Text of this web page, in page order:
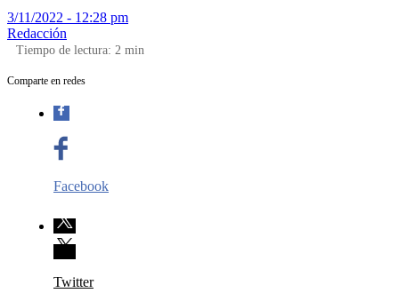
3/11/2022 - 12:28 pm
Redacción
Tiempo de lectura: 2 min
Comparte en redes
Facebook
Twitter